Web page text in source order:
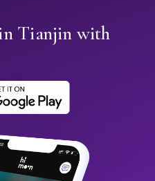
Tianjin with